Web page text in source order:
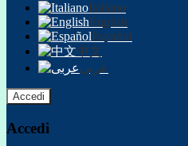
Italiano
English
Español
中文
عربى
Accedi
Accedi